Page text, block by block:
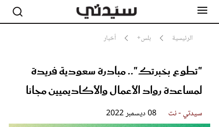
الرئيسية بلس+ أخبار
"تطوع بخبرتك".. مبادرة سعودية فريدة
لمساعدة رواد الأعمال والأكاديميين مجانا
سيدتي - نت 08 ديسمبر 2022
مشاهير
جمال
سيدتي وطفلك
لايف ستايل